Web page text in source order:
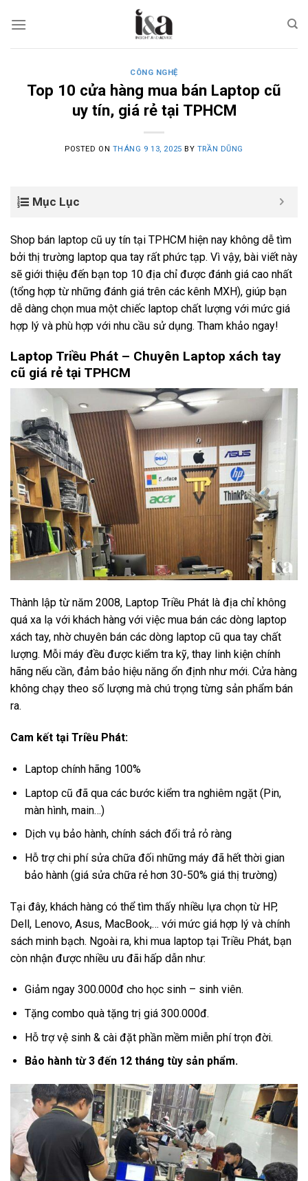
CÔNG NGHỆ
Top 10 cửa hàng mua bán Laptop cũ
uy tín, giá rẻ tại TPHCM
POSTED ON THÁNG 9 13, 2025 BY TRẦN DŨNG
Mục Lục
Shop bán laptop cũ uy tín tại TPHCM hiện nay không dễ tìm
bởi thị trường laptop qua tay rất phức tạp. Vì vậy, bài viết này
sẽ giới thiệu đến bạn top 10 địa chỉ được đánh giá cao nhất
(tổng hợp từ những đánh giá trên các kênh MXH), giúp bạn
dễ dàng chọn mua một chiếc laptop chất lượng với mức giá
hợp lý và phù hợp với nhu cầu sử dụng. Tham khảo ngay!
Laptop Triều Phát – Chuyên Laptop xách tay
cũ giá rẻ tại TPHCM
Thành lập từ năm 2008, Laptop Triều Phát là địa chỉ không
quá xa lạ với khách hàng với việc mua bán các dòng laptop
xách tay, nhờ chuyên bán các dòng laptop cũ qua tay chất
lượng. Mỗi máy đều được kiểm tra kỹ, thay linh kiện chính
hãng nếu cần, đảm bảo hiệu năng ổn định như mới. Cửa hàng
không chạy theo số lượng mà chú trọng từng sản phẩm bán
ra.
Cam kết tại Triều Phát:
Laptop chính hãng 100%
Laptop cũ đã qua các bước kiểm tra nghiêm ngặt (Pin,
màn hình, main…)
Dịch vụ bảo hành, chính sách đổi trả rỏ ràng
Hỗ trợ chi phí sửa chữa đối những máy đã hết thời gian
bảo hành (giá sửa chữa rẻ hơn 30-50% giá thị trường)
Tại đây, khách hàng có thể tìm thấy nhiều lựa chọn từ HP,
Dell, Lenovo, Asus, MacBook,… với mức giá hợp lý và chính
sách minh bạch. Ngoài ra, khi mua laptop tại Triều Phát, bạn
còn nhận được nhiều ưu đãi hấp dẫn như:
Giảm ngay 300.000đ cho học sinh – sinh viên.
Tặng combo quà tặng trị giá 300.000đ.
Hỗ trợ vệ sinh & cài đặt phần mềm miễn phí trọn đời.
Bảo hành từ 3 đến 12 tháng tùy sản phẩm.